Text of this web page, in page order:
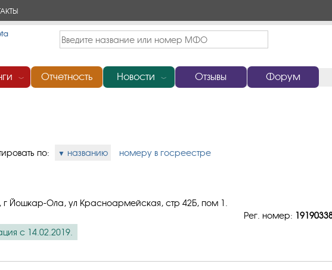
﹀ Отчетность Новости ﹀ Отзывы Форум
по: названию номеру в госреестре
Йошкар-Ола, ул Красноармейская, стр 42Б, пом 1.
с 14.02.2019.
Рег. номер: